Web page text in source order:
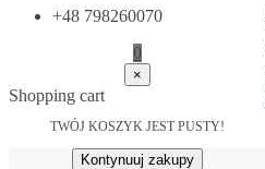
+48 798260070
0
×
Shopping cart
TWÓJ KOSZYK JEST PUSTY!
Kontynuuj zakupy